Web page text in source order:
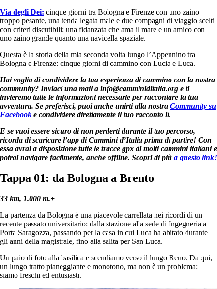
Via degli Dei: cinque giorni tra Bologna e Firenze con uno zaino
troppo pesante, una tenda legata male e due compagni di viaggio scelti
con criteri discutibili: una fidanzata che ama il mare e un amico con
uno zaino grande quanto una navicella spaziale.
Questa è la storia della mia seconda volta lungo l’Appennino tra
Bologna e Firenze: cinque giorni di cammino con Lucia e Luca.
Hai voglia di condividere la tua esperienza di cammino con la nostra
community? Inviaci una mail a info@camminiditalia.org e ti
invieremo tutte le informazioni necessarie per raccontare la tua
avventura. Se preferisci, puoi anche unirti alla nostra Community su
Facebook e condividere direttamente il tuo racconto lì.
E se vuoi essere sicuro di non perderti durante il tuo percorso,
ricorda di scaricare l’app di Cammini d’Italia prima di partire! Con
essa avrai a disposizione tutte le tracce gpx di molti cammini italiani e
potrai navigare facilmente, anche offline. Scopri di più a questo link!
Tappa 01: da Bologna a Brento
33 km, 1.000 m.+
La partenza da Bologna è una piacevole carrellata nei ricordi di un
recente passato universitario: dalla stazione alla sede di Ingegneria a
Porta Saragozza, passando per la casa in cui Luca ha abitato durante
gli anni della magistrale, fino alla salita per San Luca.
Un paio di foto alla basilica e scendiamo verso il lungo Reno. Da qui,
un lungo tratto pianeggiante e monotono, ma non è un problema:
siamo freschi ed entusiasti.